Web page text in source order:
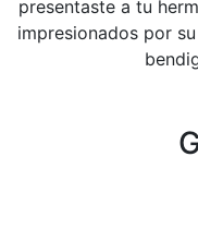
presentaste a tu
impresionados por